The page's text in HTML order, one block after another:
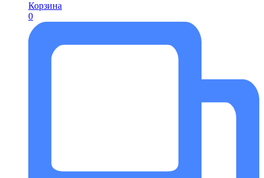
Корзина
0